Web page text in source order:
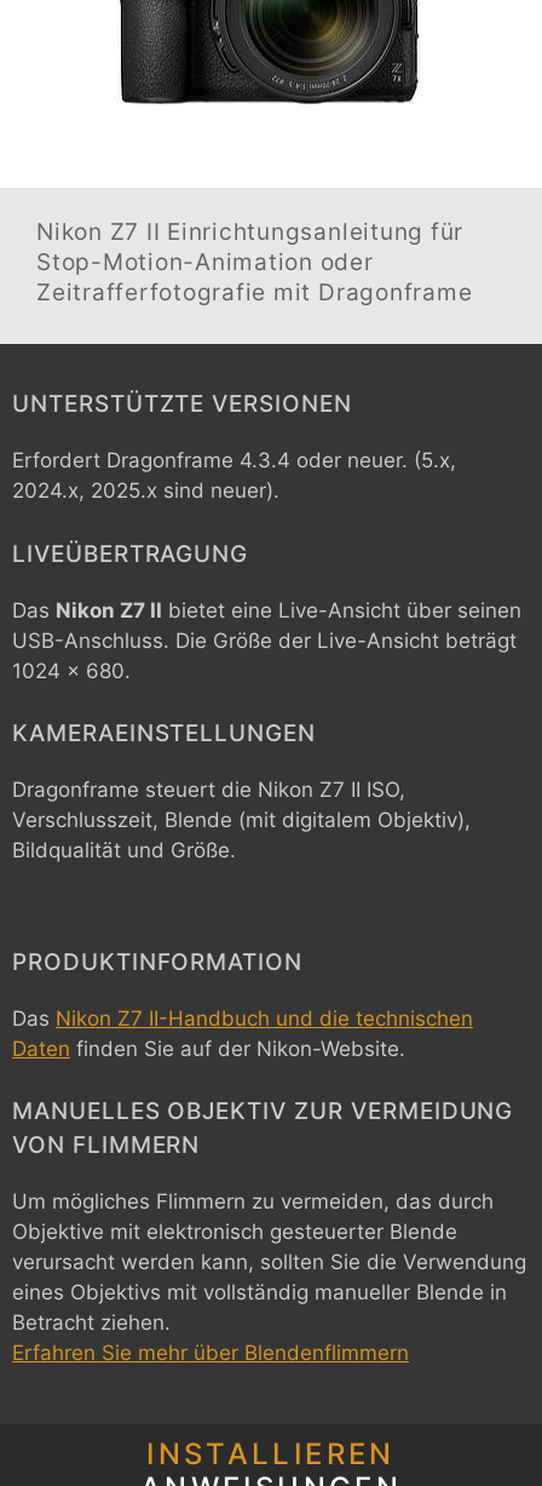
Nikon Z7 II Einrichtungsanleitung für
Stop-Motion-Animation oder
Zeitrafferfotografie mit Dragonframe
UNTERSTÜTZTE VERSIONEN
Erfordert Dragonframe 4.3.4 oder neuer. (5.x,
2024.x, 2025.x sind neuer).
LIVEÜBERTRAGUNG
Das Nikon Z7 II bietet eine Live-Ansicht über seinen
USB-Anschluss. Die Größe der Live-Ansicht beträgt
1024 x 680.
KAMERAEINSTELLUNGEN
Dragonframe steuert die Nikon Z7 II ISO,
Verschlusszeit, Blende (mit digitalem Objektiv),
Bildqualität und Größe.
PRODUKTINFORMATION
Das Nikon Z7 II-Handbuch und die technischen
Daten finden Sie auf der Nikon-Website.
MANUELLES OBJEKTIV ZUR VERMEIDUNG
VON FLIMMERN
Um mögliches Flimmern zu vermeiden, das durch
Objektive mit elektronisch gesteuerter Blende
verursacht werden kann, sollten Sie die Verwendung
eines Objektivs mit vollständig manueller Blende in
Betracht ziehen.
Erfahren Sie mehr über Blendenflimmern
INSTALLIEREN